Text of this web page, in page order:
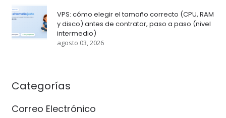
VPS: cómo elegir el tamaño correcto (CPU, RAM
y disco) antes de contratar, paso a paso (nivel
intermedio)
agosto 03, 2026
Categorías
Correo Electrónico